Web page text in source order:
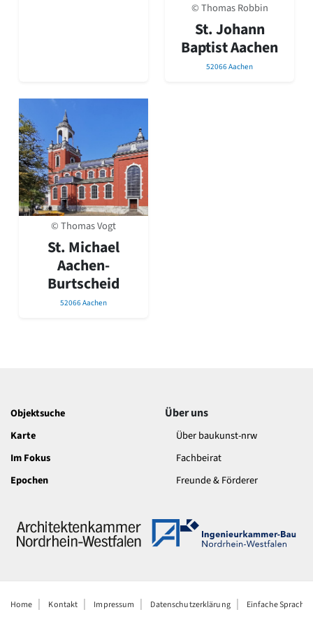
Fachbeirat
Freunde & Förderer
Kontakt
Impressum
Datenschutz
Suchbegriff eingeben
© Thomas Robbin
St. Johann
Baptist Aachen
52066 Aachen
© Thomas Vogt
St. Michael
Aachen-
Burtscheid
52066 Aachen
Objektsuche
Karte
Im Fokus
Epochen
Über uns
Über baukunst-nrw
Fachbeirat
Freunde & Förderer
Home Kontakt Impressum Datenschutzerklärung Einfache Sprache